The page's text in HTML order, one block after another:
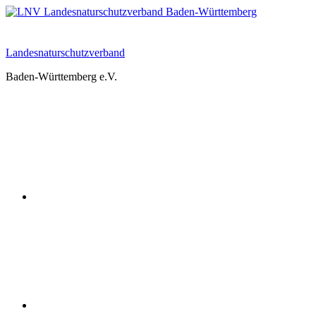
Zum
Landesnaturschutzverband
Baden-Württemberg e.V.